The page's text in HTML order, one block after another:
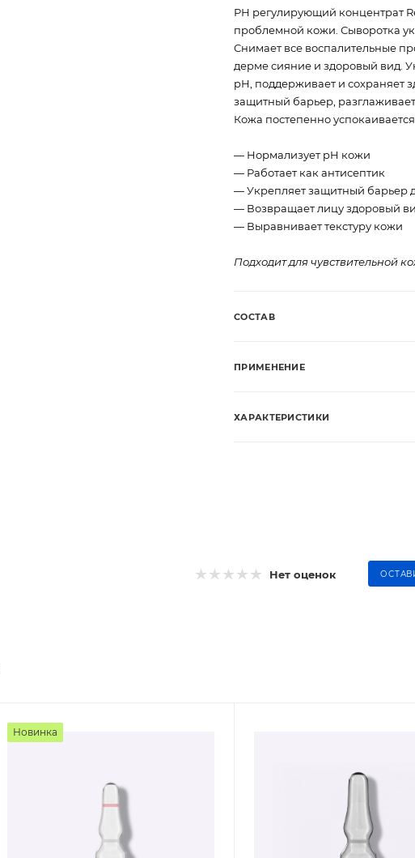
РН регулирующий концентрат
проблемной кожи. Сыворотка
Снимает все воспалительные
дерме сияние и здоровый вид.
рН, поддерживает и сохраняет
защитный барьер,
Кожа постепенно
— Нормализует pH кожи
— Работает как антисептик
— Укрепляет защитный барьер
— Возвращает лицу здоровый
— Выравнивает текстуру кожи
Подходит для чувствительной
СОСТАВ
ПРИМЕНЕНИЕ
ХАРАКТЕРИСТИКИ
Нет оценок
Новинка